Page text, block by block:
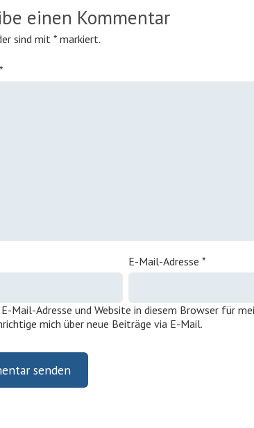
einen Kommentar
sind mit * markiert.
*
E-Mail-Adresse*
Mail-Adresse und Website in diesem Browser für
mich über neue Beiträge via E-Mail.